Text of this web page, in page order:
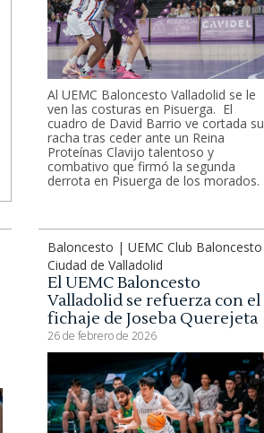
Al UEMC Baloncesto Valladolid se le
ven las costuras en Pisuerga. El
cuadro de David Barrio ve cortada su
racha tras ceder ante un Reina
Proteínas Clavijo talentoso y
combativo que firmó la segunda
derrota en Pisuerga de los morados.
Baloncesto | UEMC Club Baloncesto
Ciudad de Valladolid
El UEMC Baloncesto
Valladolid se refuerza con el
fichaje de Joseba Querejeta
26 de febrero de 2026